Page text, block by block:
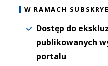
W RAMACH
Dostęp do
publikowanych
portalu